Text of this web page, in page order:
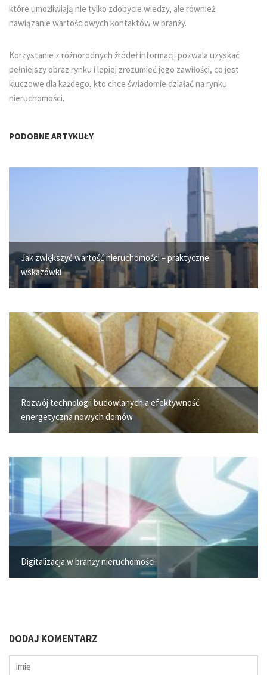
które umożliwiają nie tylko zdobycie wiedzy, ale również
nawiązanie wartościowych kontaktów w branży.
Korzystanie z różnorodnych źródeł informacji pozwala uzyskać
pełniejszy obraz rynku i lepiej zrozumieć jego zawiłości, co jest
kluczowe dla każdego, kto chce świadomie działać na rynku
nieruchomości.
PODOBNE ARTYKUŁY
Jak zwiększyć wartość nieruchomości – praktyczne
wskazówki
Rozwój technologii budowlanych a efektywność
energetyczna nowych domów
Digitalizacja w branży nieruchomości
DODAJ KOMENTARZ